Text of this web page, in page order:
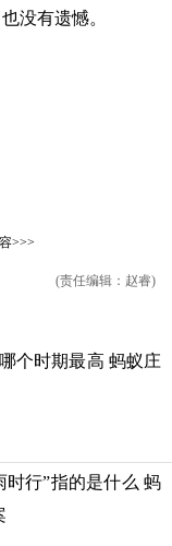
没有遗憾。
>>>
(责任编辑：赵睿)
个时期最高 蚂蚁庄
时行”指的是什么 蚂